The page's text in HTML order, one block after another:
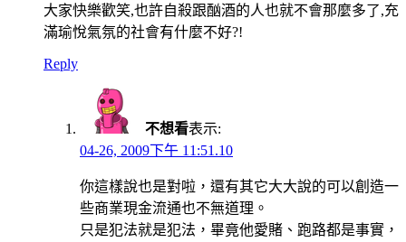
大家快樂歡笑,也許自殺跟酗酒的人也就不會那麼多了,充
滿瑜悅氣氛的社會有什麼不好?!
Reply
不想看表示:
04-26, 2009下午 11:51.10
你這樣說也是對啦，還有其它大大說的可以創造一
些商業現金流通也不無道理。
只是犯法就是犯法，畢竟他愛賭、跑路都是事實，